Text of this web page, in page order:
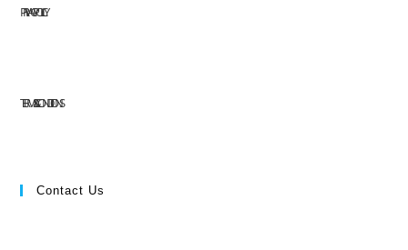
PRIVACY POLICY
TERMS & CONDITIONS
Contact Us